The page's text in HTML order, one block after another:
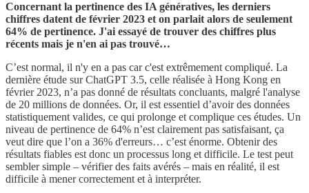
Concernant la pertinence des IA génératives, les derniers
chiffres datent de février 2023 et on parlait alors de seulement
64% de pertinence. J'ai essayé de trouver des chiffres plus
récents mais je n'en ai pas trouvé…
C’est normal, il n'y en a pas car c'est extrêmement compliqué. La
dernière étude sur ChatGPT 3.5, celle réalisée à Hong Kong en
février 2023, n’a pas donné de résultats concluants, malgré l'analyse
de 20 millions de données. Or, il est essentiel d’avoir des données
statistiquement valides, ce qui prolonge et complique ces études. Un
niveau de pertinence de 64% n’est clairement pas satisfaisant, ça
veut dire que l’on a 36% d'erreurs… c’est énorme. Obtenir des
résultats fiables est donc un processus long et difficile. Le test peut
sembler simple – vérifier des faits avérés – mais en réalité, il est
difficile à mener correctement et à interpréter.